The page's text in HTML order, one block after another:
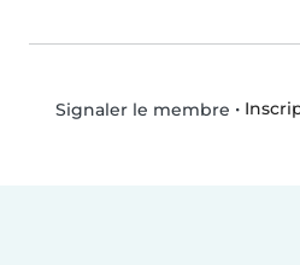
Signaler le membre •